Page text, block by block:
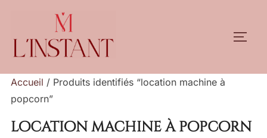
contenu
Accueil / Produits identifiés “location machine à
popcorn”
location machine à popcorn